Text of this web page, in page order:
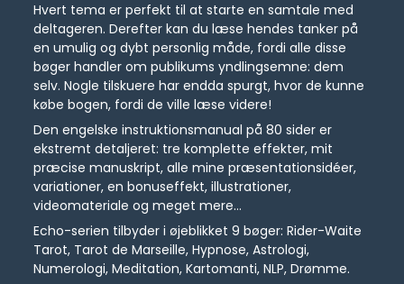
Hvert tema er perfekt til at starte en samtale med
deltageren. Derefter kan du læse hendes tanker på
en umulig og dybt personlig måde, fordi alle disse
bøger handler om publikums yndlingsemne: dem
selv. Nogle tilskuere har endda spurgt, hvor de kunne
købe bogen, fordi de ville læse videre!
Den engelske instruktionsmanual på 80 sider er
ekstremt detaljeret: tre komplette effekter, mit
præcise manuskript, alle mine præsentationsidéer,
variationer, en bonuseffekt, illustrationer,
videomateriale og meget mere...
Echo-serien tilbyder i øjeblikket 9 bøger: Rider-Waite
Tarot, Tarot de Marseille, Hypnose, Astrologi,
Numerologi, Meditation, Kartomanti, NLP, Drømme.